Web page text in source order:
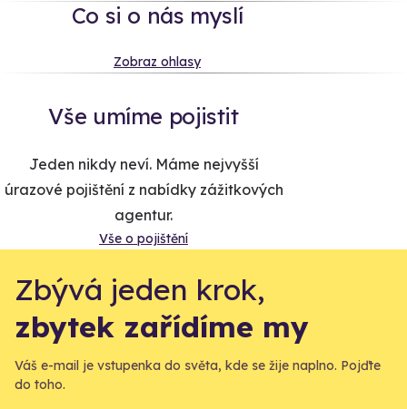
Co si o nás myslí
Zobraz ohlasy
Vše umíme pojistit
Jeden nikdy neví. Máme nejvyšší
úrazové pojištění z nabídky zážitkových
agentur.
Vše o pojištění
Zbývá jeden krok,
zbytek zařídíme my
Váš e-mail je vstupenka do světa, kde se žije naplno. Pojďte
do toho.